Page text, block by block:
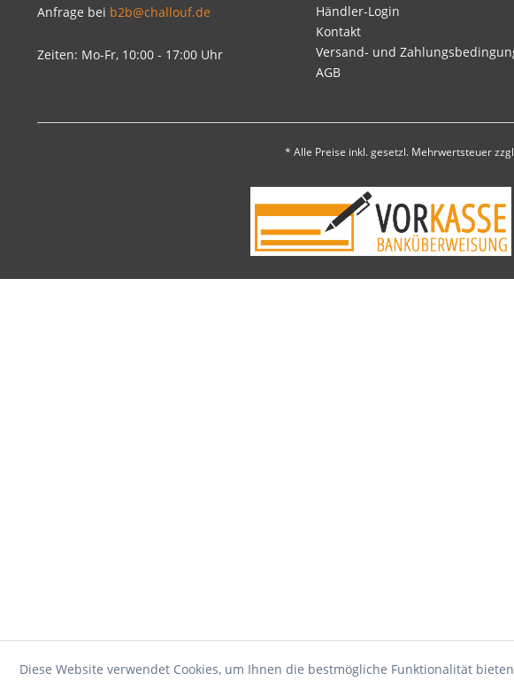
Anfrage bei b2b@challouf.de
Zeiten: Mo-Fr, 10:00 - 17:00 Uhr
Händler-Login
Kontakt
Versand- und
AGB
* Alle Preise inkl. gesetzl. Mehrwertsteuer
Diese Website verwendet Cookies, um Ihnen die bestmögliche Funktionalität